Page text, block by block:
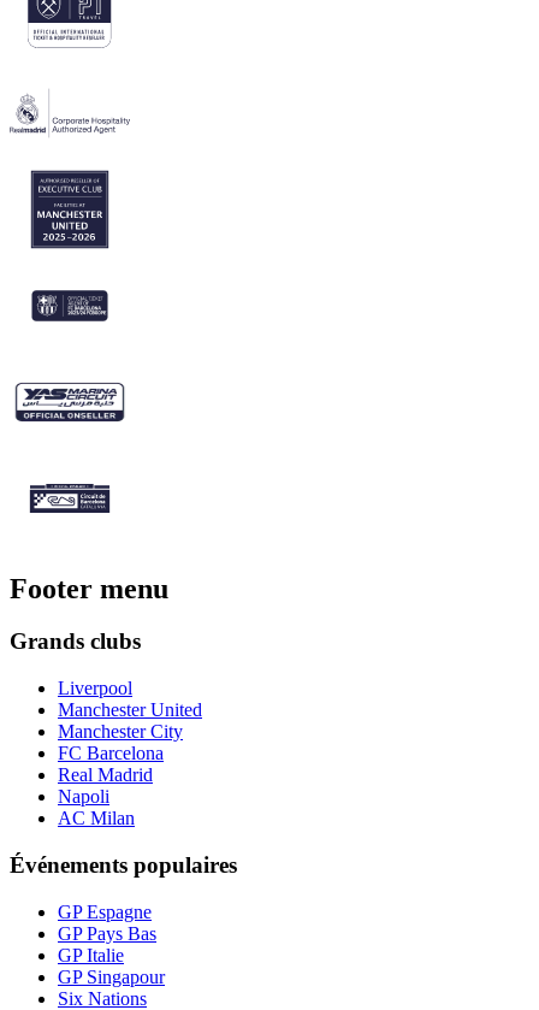
Footer menu
Grands clubs
Liverpool
Manchester United
Manchester City
FC Barcelona
Real Madrid
Napoli
AC Milan
Événements populaires
GP Espagne
GP Pays Bas
GP Italie
GP Singapour
Six Nations